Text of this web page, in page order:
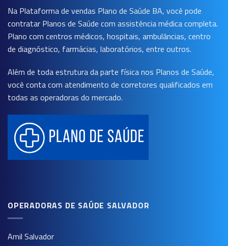
Na Plataforma de vendas Plano de Saúde BA, você pode
contratar Planos de Saúde com assistência médica completa.
Plano com centros médicos, hospitais, ambulâncias, centro
de diagnóstico, farmácias, laboratórios, entre outros.
Além de toda estrutura da parte física nos Planos de Saúde,
você conta com atendimento de corretores qualificados em
todas as operadoras do mercado.
OPERADORAS DE SAÚDE SALVADOR
Amil Salvador